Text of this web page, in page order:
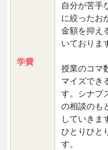
学費
自分が苦手
に絞ったお
金額を抑え
いておりま
授業のコマ
マイズでき
す。シナプ
の相談のも
していきま
ひとりひと
す。